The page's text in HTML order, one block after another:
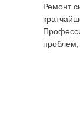
Ремонт
проблем,